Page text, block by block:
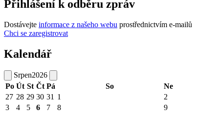
Přihlášení k odběru zpráv
Dostávejte informace z našeho webu prostřednictvím e-mailů
Chci se zaregistrovat
Kalendář
Srpen2026
Po Út St Čt Pá So
Ne
27 28 29 30 31 1
2
3
4 5 6 7 8
9